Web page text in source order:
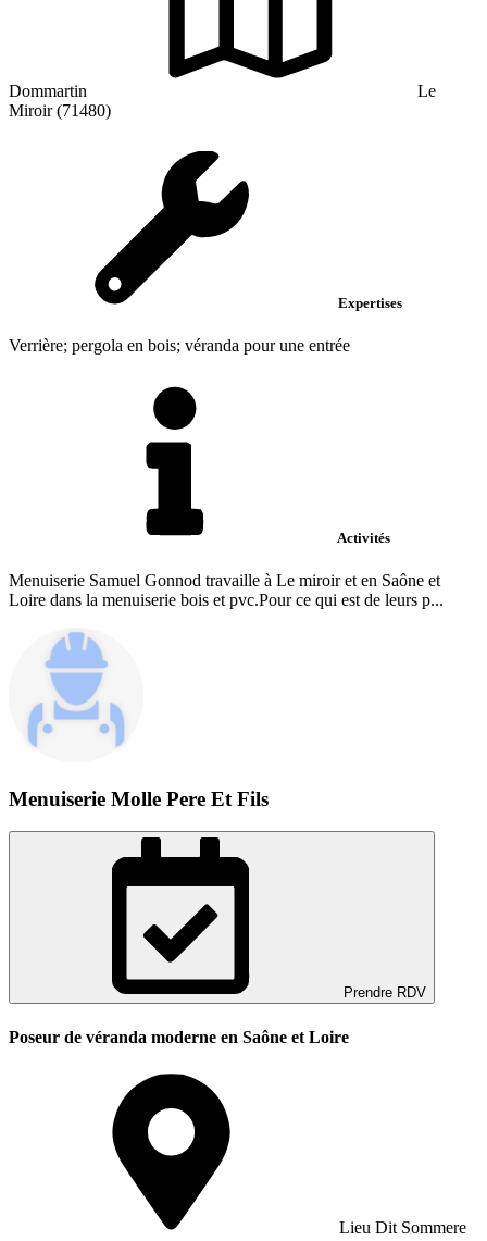
Dommartin
Le
Miroir (71480)
Expertises
Verrière; pergola en bois; véranda pour une entrée
Activités
Menuiserie Samuel Gonnod travaille à Le miroir et en Saône et
Loire dans la menuiserie bois et pvc.Pour ce qui est de leurs p...
Menuiserie Molle Pere Et Fils
Prendre RDV
Poseur de véranda moderne en Saône et Loire
Lieu Dit Sommere